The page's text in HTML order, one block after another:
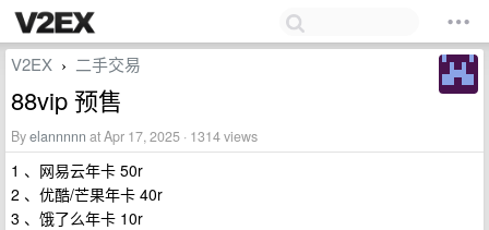
V2EX › 二手交易
88vip 预售
Byelannnnn at Apr 17, 2025 · 1314 views
1 、网易云年卡 50r
2 、优酷/芒果年卡 40r
3 、饿了么年卡 10r